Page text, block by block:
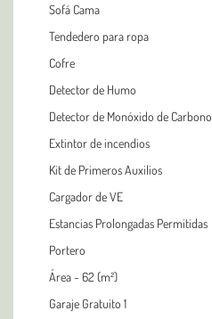
Sofá Cama
Tendedero para ropa
Cofre
Detector de Humo
Detector de Monóxido de Carbono
Extintor de incendios
Kit de Primeros Auxilios
Cargador de VE
Estancias Prolongadas Permitidas
Portero
Área - 62 (m²)
Garaje Gratuito 1